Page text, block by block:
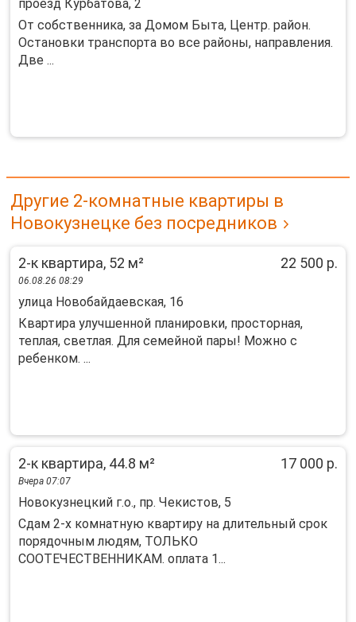
проезд Курбатова, 2
От собственника, за Домом Быта, Центр. район.
Остановки транспорта во все районы, направления.
Две ...
Другие 2-комнатные квартиры в
Новокузнецке без посредников
2-к квартира, 52 м² 22 500 р.
06.08.26 08:29
улица Новобайдаевская, 16
Квартира улучшенной планировки, просторная,
теплая, светлая. Для семейной пары! Можно с
ребенком. ...
2-к квартира, 44.8 м² 17 000 р.
Вчера 07:07
Новокузнецкий г.о., пр. Чекистов, 5
Сдам 2-х комнатную квартиру на длительный срок
порядочным людям, ТОЛЬКО
СООТЕЧЕСТВЕННИКАМ. оплата 1...